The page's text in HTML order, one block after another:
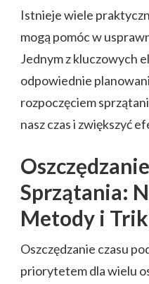
Istnieje wiele
mogą pomóc w
Jednym z kluczowych
odpowiednie
rozpoczęciem
nasz czas i zwiększyć
Sprzątania:
Metody i
Oszczędzanie czasu
priorytetem dla wielu